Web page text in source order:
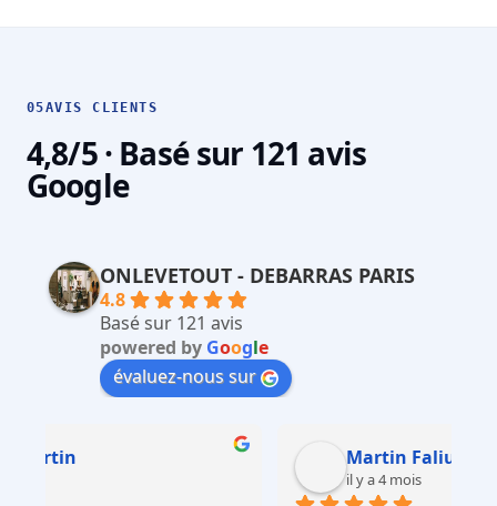
05AVIS CLIENTS
4,8/5 · Basé sur 121 avis
Google
ONLEVETOUT - DEBARRAS PARIS
4.8
Basé sur 121 avis
powered by Google
évaluez-nous sur